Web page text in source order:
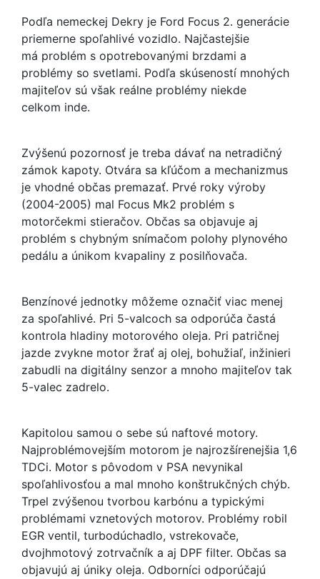
Podľa nemeckej Dekry je Ford Focus 2. generácie
priemerne spoľahlivé vozidlo. Najčastejšie
má problém s opotrebovanými brzdami a
problémy so svetlami. Podľa skúseností mnohých
majiteľov sú však reálne problémy niekde
celkom inde.
Zvýšenú pozornosť je treba dávať na netradičný
zámok kapoty. Otvára sa kľúčom a mechanizmus
je vhodné občas premazať. Prvé roky výroby
(2004-2005) mal Focus Mk2 problém s
motorčekmi stieračov. Občas sa objavuje aj
problém s chybným snímačom polohy plynového
pedálu a únikom kvapaliny z posilňovača.
Benzínové jednotky môžeme označiť viac menej
za spoľahlivé. Pri 5-valcoch sa odporúča častá
kontrola hladiny motorového oleja. Pri patričnej
jazde zvykne motor žrať aj olej, bohužiaľ, inžinieri
zabudli na digitálny senzor a mnoho majiteľov tak
5-valec zadrelo.
Kapitolou samou o sebe sú naftové motory.
Najproblémovejším motorom je najrozšírenejšia 1,6
TDCi. Motor s pôvodom v PSA nevynikal
spoľahlivosťou a mal mnoho konštrukčných chýb.
Trpel zvýšenou tvorbou karbónu a typickými
problémami vznetových motorov. Problémy robil
EGR ventil, turbodúchadlo, vstrekovače,
dvojhmotový zotrvačník a aj DPF filter. Občas sa
objavujú aj úniky oleja. Odborníci odporúčajú